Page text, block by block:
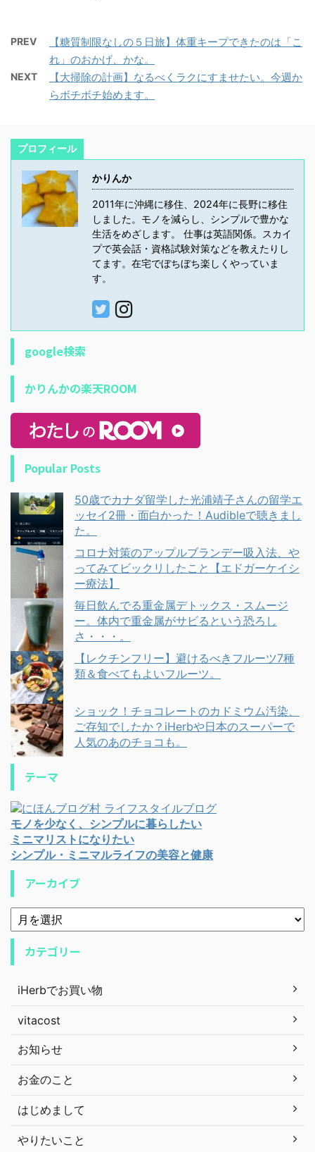
PREV
【糖質制限なしの５日旅】体重キープできたのは「こ
れ」のおかげ、かな。
NEXT
【大掃除の計画】なるべくラクにすませたい。今週か
らボチボチ始めます。
プロフィール
かりんか
2011年に沖縄に移住、2024年に長野に移住
しました。モノを減らし、シンプルで豊かな
生活をめざします。 仕事は英語関係。スカイ
プで英会話・資格試験対策などを教えたりし
てます。在宅でぼちぼち楽しくやっていま
す。
google検索
かりんかの楽天ROOM
Popular Posts
50歳でカナダ留学した光浦靖子さんの留学エ
ッセイ2冊・面白かった！Audibleで聴きまし
た。
コロナ対策のアップルブランデー吸入法、や
ってみてビックリしたこと【エドガーケイシ
ー療法】
毎日飲んでる重金属デトックス・スムージ
ー。体内で重金属がサビるという恐ろし
さ・・・。
【レクチンフリー】避けるべきフルーツ7種
類＆食べてもよいフルーツ。
ショック！チョコレートのカドミウム汚染、
ご存知でしたか？iHerbや日本のスーパーで
人気のあのチョコも。
テーマ
モノを少なく、シンプルに暮らしたい
ミニマリストになりたい
シンプル・ミニマルライフの美容と健康
アーカイブ
カテゴリー
iHerbでお買い物
vitacost
お知らせ
お金のこと
はじめまして
やりたいこと